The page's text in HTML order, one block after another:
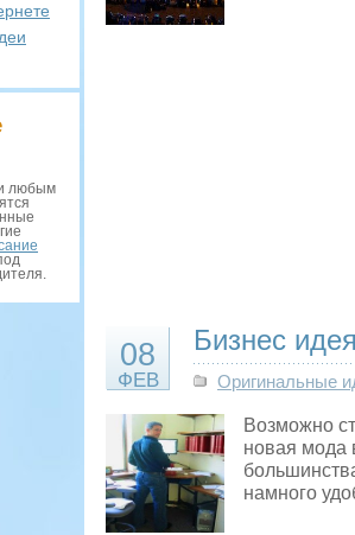
любым
08
ФЕВ
Бизнес
Оригинальные
Возможно
новая мода
намного